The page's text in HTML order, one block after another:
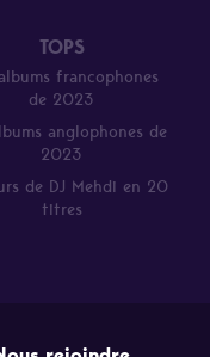
TOPS
francophones
de 2023
anglophones de
2023
de DJ Mehdi en 20
titres